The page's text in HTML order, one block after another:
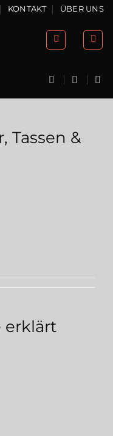
KONTAKT ÜBER UNS
Tassen &
erklärt